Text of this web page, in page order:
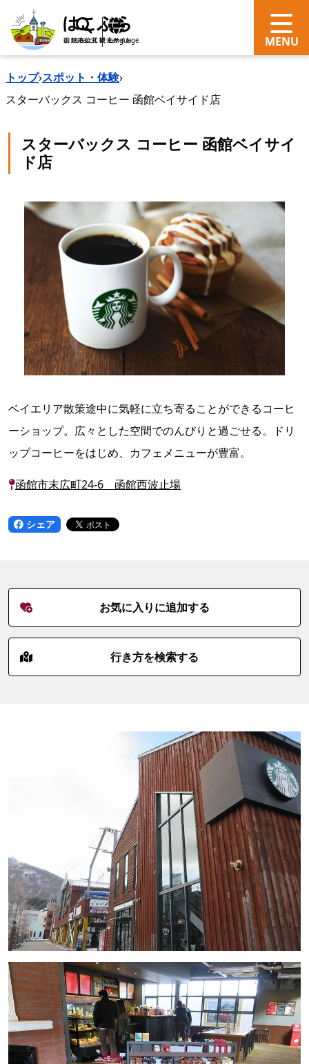
search Language
トップ›スポット・体験›
スターバックス コーヒー 函館ベイサイド店
スターバックス コーヒー 函館ベイサイ
ド店
ベイエリア散策途中に気軽に立ち寄ることができるコーヒ
ーショップ。広々とした空間でのんびりと過ごせる。ドリ
ップコーヒーをはじめ、カフェメニューが豊富。
函館市末広町24-6 函館西波止場
シェア
お気に入りに追加する
行き方を検索する